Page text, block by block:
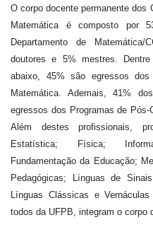
O corpo docente permanente dos
Matemática é composto por
Departamento de
doutores e 5% mestres.
abaixo, 45% são egressos
Matemática. Ademais, 41%
egressos dos Programas de
Além destes profissionais,
Estatística; Física;
Fundamentação da Educação;
Pedagógicas; Línguas de
Línguas Clássicas e
todos da UFPB, integram o corpo